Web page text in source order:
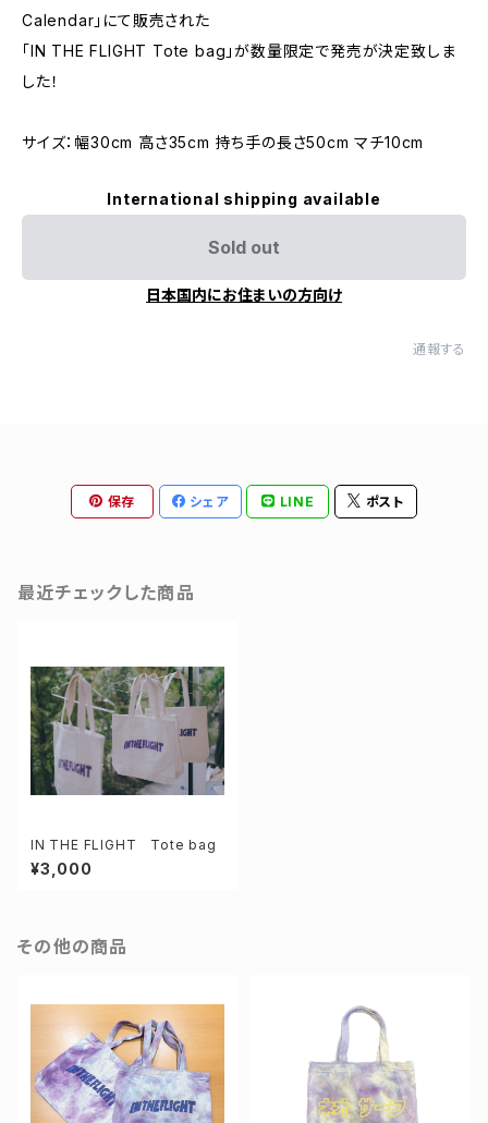
Calendar」にて販売された
「IN THE FLIGHT Tote bag」が数量限定で発売が決定致しま
した！
サイズ：幅30cm 高さ35cm 持ち手の長さ50cm マチ10cm
International shipping available
Sold out
日本国内にお住まいの方向け
通報する
保存 シェア LINE ポスト
最近チェックした商品
IN THE FLIGHT Tote bag
¥3,000
その他の商品